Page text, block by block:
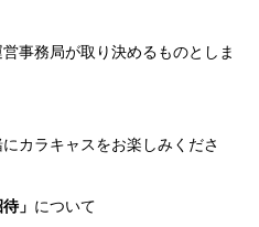
事務局が取り決めるものとしま
カラキャスをお楽しみくださ
」 について